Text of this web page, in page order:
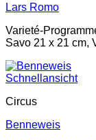
Lars Romo
Varieté-
Savo 21 x 21 cm,
Schnellansicht
Circus
Benneweis